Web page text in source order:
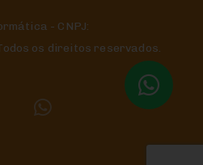
- CNPJ:
os direitos reservados.